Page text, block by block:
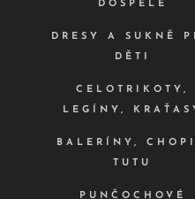
DOSPĚLÉ
DRESY A SUKNĚ
DĚTI
CELOTRIKOTY,
LEGÍNY,
BALERÍNY,
TUTU
PUNČOCHOVÉ